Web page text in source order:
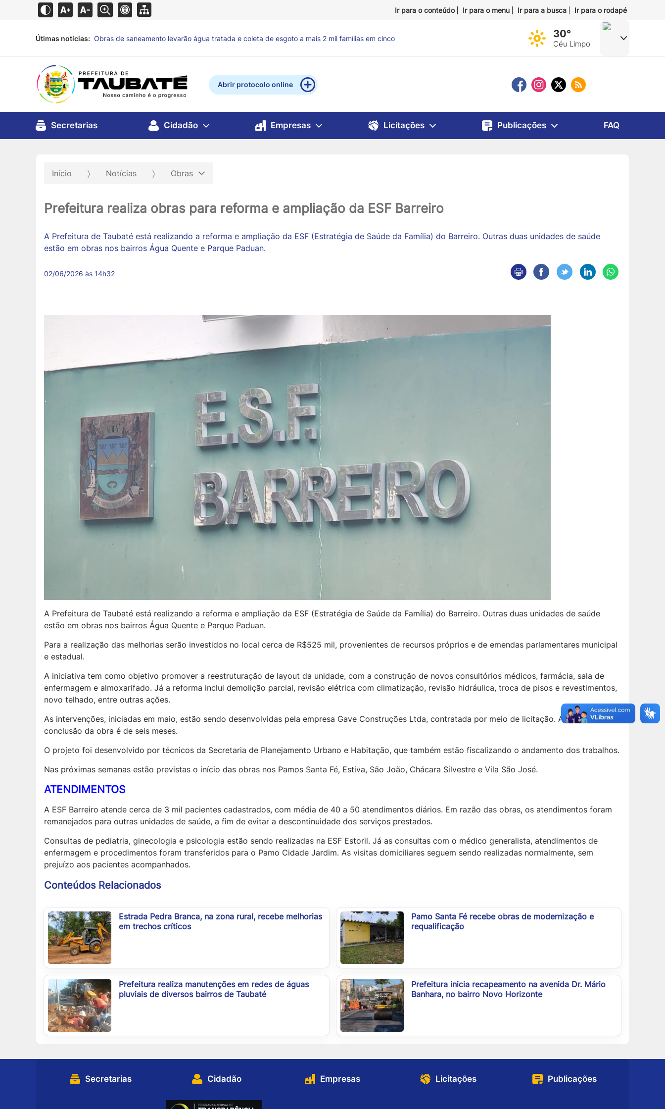
Ir para o conteúdo Ir para o menu Ir para a busca Ir para o rodapé
Útimas notícias: Fundo Social incentiva doação de alimentos para reforçar atendimento a famílias em situação de
30°
Céu Limpo
Abrir protocolo online
Secretarias Cidadão Empresas Licitações Publicações FAQ
Início Notícias Obras
Prefeitura realiza obras para reforma e ampliação da ESF Barreiro
A Prefeitura de Taubaté está realizando a reforma e ampliação da ESF (Estratégia de Saúde da Família) do Barreiro. Outras duas unidades de saúde
estão em obras nos bairros Água Quente e Parque Paduan.
02/06/2026 às 14h32
A Prefeitura de Taubaté está realizando a reforma e ampliação da ESF (Estratégia de Saúde da Família) do Barreiro. Outras duas unidades de saúde
estão em obras nos bairros Água Quente e Parque Paduan.
Para a realização das melhorias serão investidos no local cerca de R$525 mil, provenientes de recursos próprios e de emendas parlamentares municipal
e estadual.
A iniciativa tem como objetivo promover a reestruturação de layout da unidade, com a construção de novos consultórios médicos, farmácia, sala de
enfermagem e almoxarifado. Já a reforma inclui demolição parcial, revisão elétrica com climatização, revisão hidráulica, troca de pisos e revestimentos,
novo telhado, entre outras ações.
As intervenções, iniciadas em maio, estão sendo desenvolvidas pela empresa Gave Construções Ltda, contratada por meio de licitação. A previsão de
conclusão da obra é de seis meses.
O projeto foi desenvolvido por técnicos da Secretaria de Planejamento Urbano e Habitação, que também estão fiscalizando o andamento dos trabalhos.
Nas próximas semanas estão previstas o início das obras nos Pamos Santa Fé, Estiva, São João, Chácara Silvestre e Vila São José.
ATENDIMENTOS
A ESF Barreiro atende cerca de 3 mil pacientes cadastrados, com média de 40 a 50 atendimentos diários. Em razão das obras, os atendimentos foram
remanejados para outras unidades de saúde, a fim de evitar a descontinuidade dos serviços prestados.
Consultas de pediatria, ginecologia e psicologia estão sendo realizadas na ESF Estoril. Já as consultas com o médico generalista, atendimentos de
enfermagem e procedimentos foram transferidos para o Pamo Cidade Jardim. As visitas domiciliares seguem sendo realizadas normalmente, sem
prejuízo aos pacientes acompanhados.
Conteúdos Relacionados
Estrada Pedra Branca, na zona rural, recebe melhorias
em trechos críticos
Pamo Santa Fé recebe obras de modernização e
requalificação
Prefeitura realiza manutenções em redes de águas
pluviais de diversos bairros de Taubaté
Prefeitura inicia recapeamento na avenida Dr. Mário
Banhara, no bairro Novo Horizonte
Secretarias Cidadão Empresas Licitações Publicações